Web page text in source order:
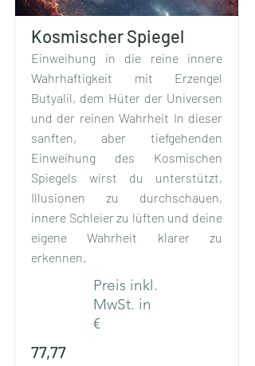
Kosmischer Spiegel
Einweihung in die reine innere
Wahrhaftigkeit mit Erzengel
Butyalil, dem Hüter der Universen
und der reinen Wahrheit In dieser
sanften, aber tiefgehenden
Einweihung des Kosmischen
Spiegels wirst du unterstützt,
Illusionen zu durchschauen,
innere Schleier zu lüften und deine
eigene Wahrheit klarer zu
erkennen.
Preis inkl.
MwSt. in
€
77,77